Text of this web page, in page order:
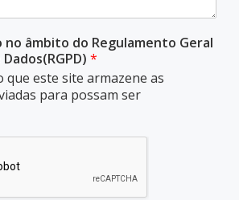
âmbito do Regulamento Geral
*
que este site armazene as
para possam ser